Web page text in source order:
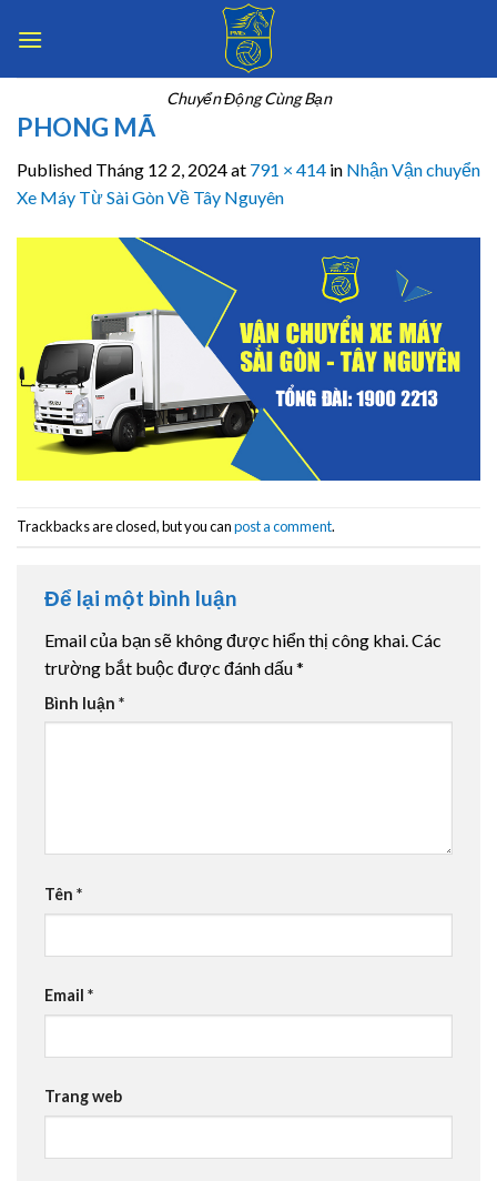
Chuyển Động Cùng Bạn
PHONG MÃ
Published Tháng 12 2, 2024at 791 × 414 in Nhận Vận chuyển
Xe Máy Từ Sài Gòn Về Tây Nguyên
Trackbacks are closed, but you canpost a comment.
Để lại một bình luận
Email của bạn sẽ không được hiển thị công khai. Các
trường bắt buộc được đánh dấu*
Bình luận *
Tên *
Email *
Trang web